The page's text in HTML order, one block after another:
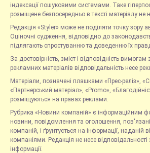
індексації пошуковими системами. Таке
розміщене безпосередньо в тексті матеріалу не
Редакція «Styler» може не поділяти точку зору
Оціночні судження, відповідно до
підлягають спростуванню та доведенню їх
За достовірність, зміст і відповідність
рекламних матеріалів відповідальність несе
Матеріали, позначені плашками «Прес-реліз»,
«Партнерський матеріал», «Promo»,
розміщуються на правах реклами.
Рубрика «Новини компаній» є інформаційним
новини, повідомлення та оголошення, пов'язані
компаній, і ґрунтується на інформації, наданій
компаніями. Редакція не несе відповідальності
інформації.